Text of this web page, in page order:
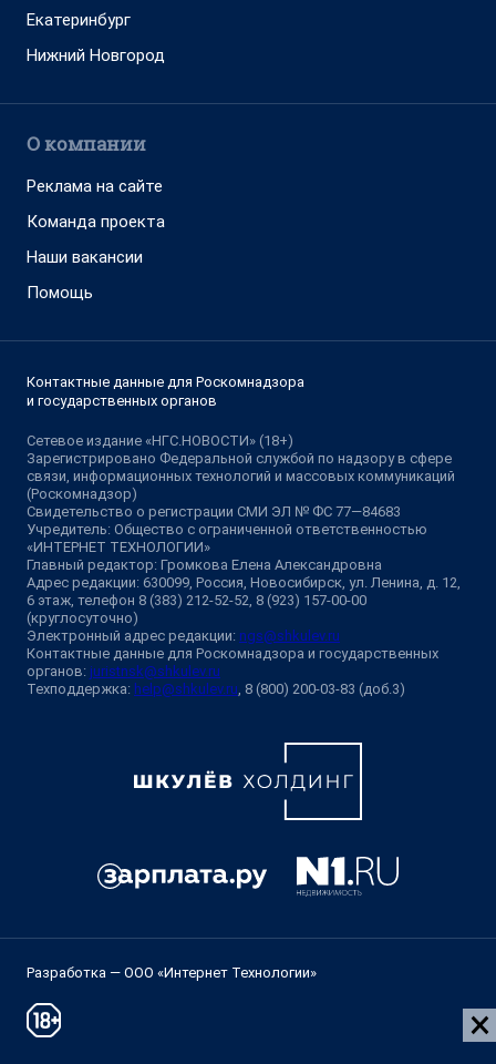
Екатеринбург
Нижний Новгород
О компании
Реклама на сайте
Команда проекта
Наши вакансии
Помощь
Контактные данные для Роскомнадзора
и государственных органов
Сетевое издание «НГС.НОВОСТИ» (18+)
Зарегистрировано Федеральной службой по надзору в сфере
связи, информационных технологий и массовых коммуникаций
(Роскомнадзор)
Свидетельство о регистрации СМИ ЭЛ № ФС 77—84683
Учредитель: Общество с ограниченной ответственностью
«ИНТЕРНЕТ ТЕХНОЛОГИИ»
Главный редактор: Громкова Елена Александровна
Адрес редакции: 630099, Россия, Новосибирск, ул. Ленина, д. 12,
6 этаж, телефон 8 (383) 212-52-52, 8 (923) 157-00-00
(круглосуточно)
Электронный адрес редакции: ngs@shkulev.ru
Контактные данные для Роскомнадзора и государственных
органов: juristnsk@shkulev.ru
Техподдержка: help@shkulev.ru , 8 (800) 200-03-83 (доб.3)
Разработка — ООО «Интернет Технологии»